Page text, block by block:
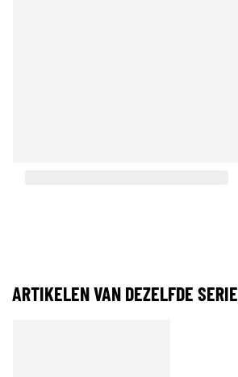
ARTIKELEN VAN DEZELFDE SERIE